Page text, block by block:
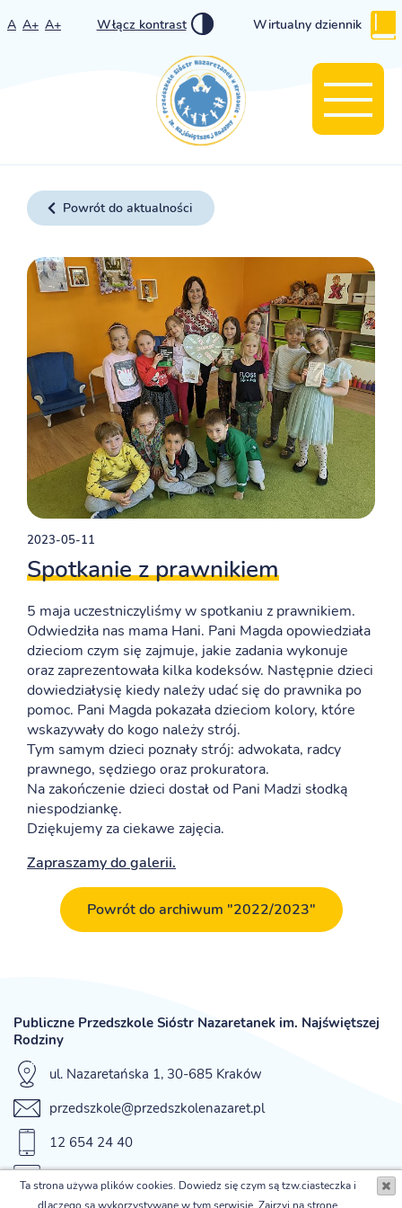
A A+ A+ Włącz kontrast Wirtualny dziennik
Powrót do aktualności
2023-05-11
Spotkanie z prawnikiem
5 maja uczestniczyliśmy w spotkaniu z prawnikiem.
Odwiedziła nas mama Hani. Pani Magda opowiedziała
dzieciom czym się zajmuje, jakie zadania wykonuje
oraz zaprezentowała kilka kodeksów. Następnie dzieci
dowiedziałysię kiedy należy udać się do prawnika po
pomoc. Pani Magda pokazała dzieciom kolory, które
wskazywały do kogo należy strój.
Tym samym dzieci poznały strój: adwokata, radcy
prawnego, sędziego oraz prokuratora.
Na zakończenie dzieci dostał od Pani Madzi słodką
niespodziankę.
Dziękujemy za ciekawe zajęcia.
Zapraszamy do galerii.
Powrót do archiwum "2022/2023"
Publiczne Przedszkole Sióstr Nazaretanek im. Najświętszej
Rodziny
ul. Nazaretańska 1, 30-685 Kraków
przedszkole@przedszkolenazaret.pl
12 654 24 40
fax 12 654 42 12
Ta strona używa plików cookies. Dowiedz się czym są tzw.ciasteczka i